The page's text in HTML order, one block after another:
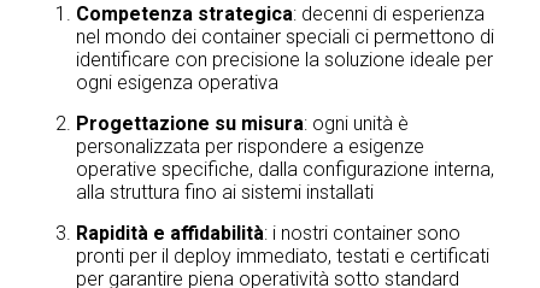
Competenza strategica: decenni di esperienza
nel mondo dei container speciali ci permettono di
identificare con precisione la soluzione ideale per
ogni esigenza operativa
Progettazione su misura: ogni unità è
personalizzata per rispondere a esigenze
operative specifiche, dalla configurazione interna,
alla struttura fino ai sistemi installati
Rapidità e affidabilità: i nostri container sono
pronti per il deploy immediato, testati e certificati
per garantire piena operatività sotto standard